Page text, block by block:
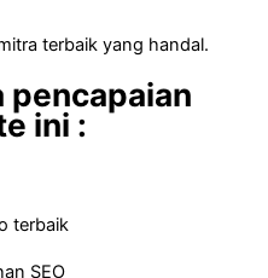
terbaik yang handal.
pencapaian
ini :